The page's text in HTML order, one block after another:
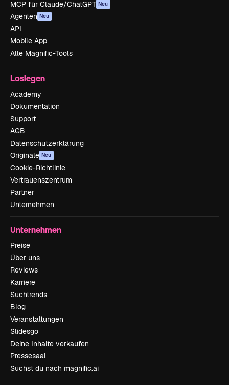
MCP für Claude/ChatGPT Neu
Agenten Neu
API
Mobile App
Alle Magnific-Tools
Loslegen
Academy
Dokumentation
Support
AGB
Datenschutzerklärung
Originale Neu
Cookie-Richtlinie
Vertrauenszentrum
Partner
Unternehmen
Unternehmen
Preise
Über uns
Reviews
Karriere
Suchtrends
Blog
Veranstaltungen
Slidesgo
Deine Inhalte verkaufen
Pressesaal
Suchst du nach magnific.ai